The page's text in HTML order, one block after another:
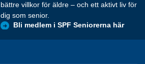
bättre villkor för äldre – och ett aktivt liv för
dig som senior.
Bli medlem i SPF Seniorerna här